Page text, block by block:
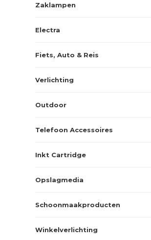
Zaklampen
Electra
Fiets, Auto & Reis
Verlichting
Outdoor
Telefoon Accessoires
Inkt Cartridge
Opslagmedia
Schoonmaakproducten
Winkelverlichting